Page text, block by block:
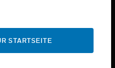
STARTSEITE